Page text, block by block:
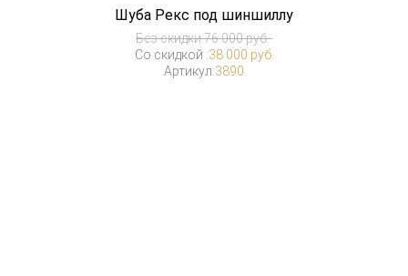
Шуба Рекс под шиншиллу
Без скидки:76 000 руб.
Со скидкой :38 000 руб.
Артикул:3890